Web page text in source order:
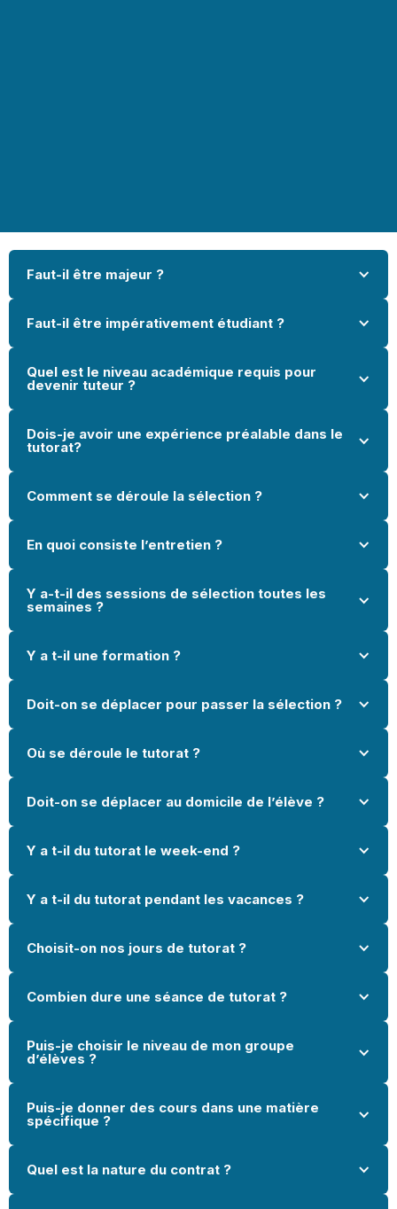
Faut-il être majeur ?
Faut-il être impérativement étudiant ?
Quel est le niveau académique requis pour
devenir tuteur ?
Dois-je avoir une expérience préalable dans le
tutorat?
Comment se déroule la sélection ?
En quoi consiste l’entretien ?
Y a-t-il des sessions de sélection toutes les
semaines ?
Y a t-il une formation ?
Doit-on se déplacer pour passer la sélection ?
Où se déroule le tutorat ?
Doit-on se déplacer au domicile de l’élève ?
Y a t-il du tutorat le week-end ?
Y a t-il du tutorat pendant les vacances ?
Choisit-on nos jours de tutorat ?
Combien dure une séance de tutorat ?
Puis-je choisir le niveau de mon groupe
d’élèves ?
Puis-je donner des cours dans une matière
spécifique ?
Quel est la nature du contrat ?